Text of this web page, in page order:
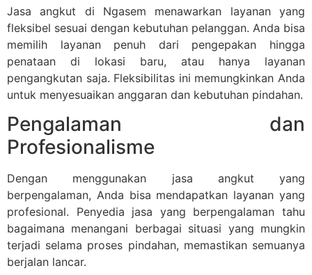
Jasa angkut di Ngasem menawarkan layanan yang
fleksibel sesuai dengan kebutuhan pelanggan. Anda bisa
memilih layanan penuh dari pengepakan hingga
penataan di lokasi baru, atau hanya layanan
pengangkutan saja. Fleksibilitas ini memungkinkan Anda
untuk menyesuaikan anggaran dan kebutuhan pindahan.
Pengalaman dan
Profesionalisme
Dengan menggunakan jasa angkut yang
berpengalaman, Anda bisa mendapatkan layanan yang
profesional. Penyedia jasa yang berpengalaman tahu
bagaimana menangani berbagai situasi yang mungkin
terjadi selama proses pindahan, memastikan semuanya
berjalan lancar.